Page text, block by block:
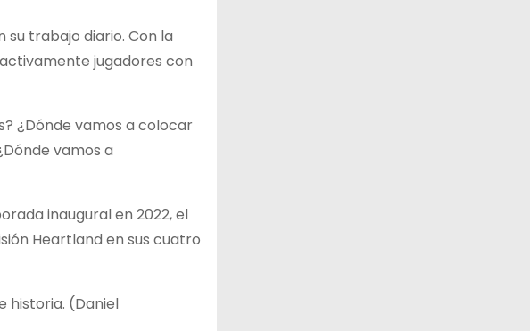
trabajo diario. Con la
jugadores con
¿Dónde vamos a colocar
vamos a
inaugural en 2022, el
Heartland en sus cuatro
historia. (Daniel